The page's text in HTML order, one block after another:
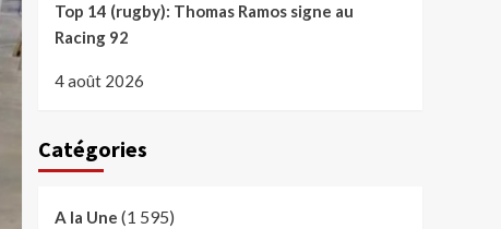
Top 14 (rugby): Thomas Ramos signe au
Racing 92
4 août 2026
Catégories
A la Une (1 595)